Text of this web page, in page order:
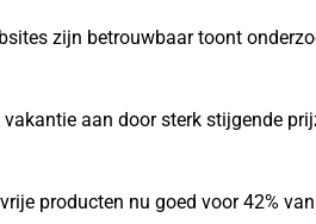
zijn betrouwbaar toont
aan door sterk stijgende
producten nu goed voor 42%